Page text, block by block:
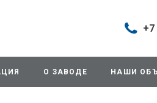
+7
+7
г.
д.11/10
О ЗАВОДЕ НАШИ